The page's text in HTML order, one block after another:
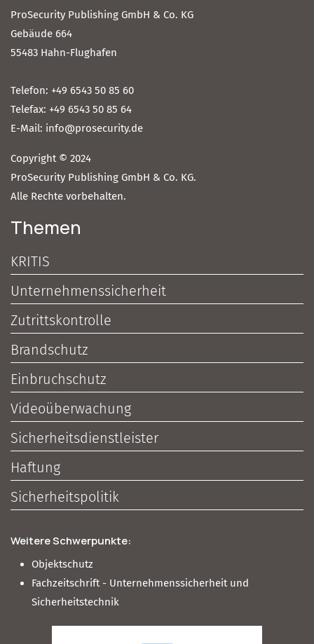
ProSecurity Publishing GmbH & Co. KG
Gebäude 664
55483 Hahn-Flughafen
Telefon: +49 6543 50 85 60
Telefax: +49 6543 50 85 64
E-Mail: info@prosecurity.de
Copyright © 2024
ProSecurity Publishing GmbH & Co. KG.
Alle Rechte vorbehalten.
Themen
KRITIS
Unternehmenssicherheit
Zutrittskontrolle
Brandschutz
Einbruchschutz
Videoüberwachung
Sicherheitsdienstleister
Haftung
Sicherheitspolitik
Weitere Schwerpunkte:
Objektschutz
Fachzeitschrift - Unternehmenssicherheit und
Sicherheitstechnik